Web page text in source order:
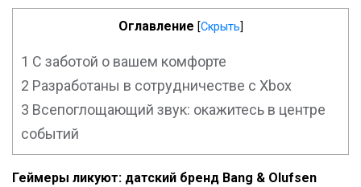
Оглавление [Скрыть]
1 С заботой о вашем комфорте
2 Разработаны в сотрудничестве с Xbox
3 Всепоглощающий звук: окажитесь в центре
событий
Геймеры ликуют: датский бренд Bang & Olufsen